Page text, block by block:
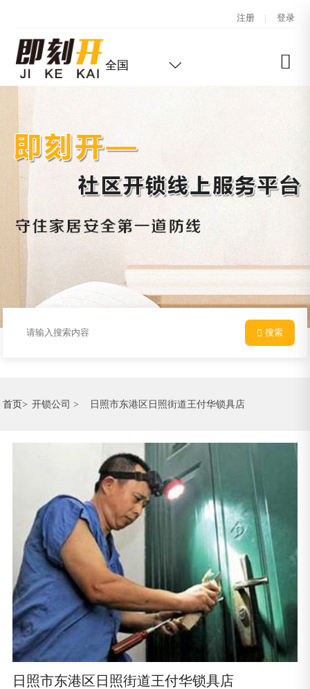
注册 | 登录
搜索
首页> 开锁公司 > 日照市东港区日照街道王付华锁具店
日照市东港区日照街道王付华锁具店